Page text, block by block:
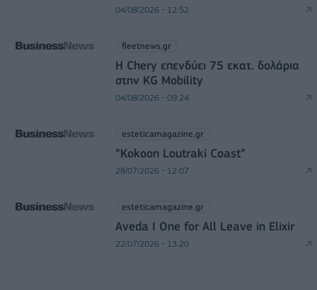
04/08/2026 - 12:52
fleetnews.gr
Η Chery επενδύει 75 εκατ. δολάρια
στην KG Mobility
04/08/2026 - 09:24
esteticamagazine.gr
“Kokoon Loutraki Coast”
28/07/2026 - 12:07
esteticamagazine.gr
Aveda I One for All Leave in Elixir
22/07/2026 - 13:20